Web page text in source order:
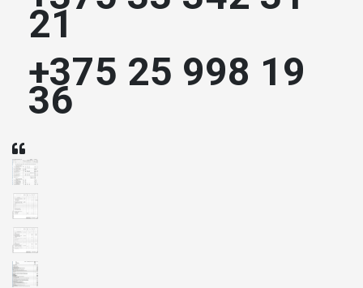
21
+375 25 998 19
36